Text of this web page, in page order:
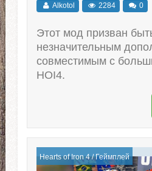
Alkotol 2284 0
Этот мод призван
незначительным
совместимым с
HOI4.
Hearts of Iron 4/Геймплей